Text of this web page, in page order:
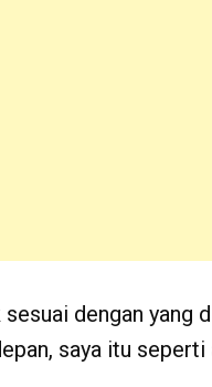
dengan yang
saya itu